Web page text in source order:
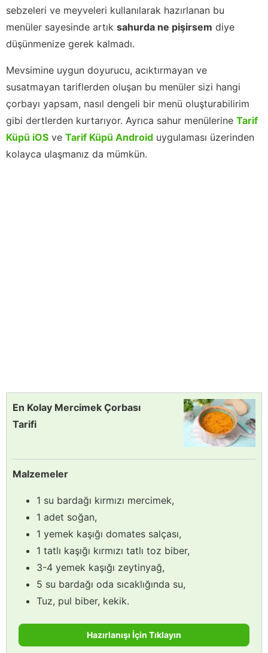
sebzeleri ve meyveleri kullanılarak hazırlanan bu
menüler sayesinde artık sahurda ne pişirsem diye
düşünmenize gerek kalmadı.
Mevsimine uygun doyurucu, acıktırmayan ve
susatmayan tariflerden oluşan bu menüler sizi hangi
çorbayı yapsam, nasıl dengeli bir menü oluşturabilirim
gibi dertlerden kurtarıyor. Ayrıca sahur menülerine Tarif
Küpü iOS ve Tarif Küpü Android uygulaması üzerinden
kolayca ulaşmanız da mümkün.
En Kolay Mercimek Çorbası
Tarifi
Malzemeler
1 su bardağı kırmızı mercimek,
1 adet soğan,
1 yemek kaşığı domates salçası,
1 tatlı kaşığı kırmızı tatlı toz biber,
3-4 yemek kaşığı zeytinyağ,
5 su bardağı oda sıcaklığında su,
Tuz, pul biber, kekik.
Hazırlanışı İçin Tıklayın